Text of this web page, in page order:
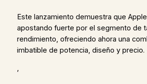
Este lanzamiento demuestra que
apostando fuerte por el segmento de
rendimiento, ofreciendo ahora una
imbatible de potencia, diseño y precio.
,